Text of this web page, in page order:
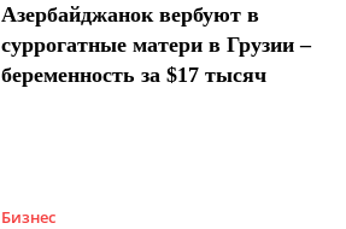
Азербайджанок вербуют в
суррогатные матери в Грузии –
беременность за $17 тысяч
Бизнес